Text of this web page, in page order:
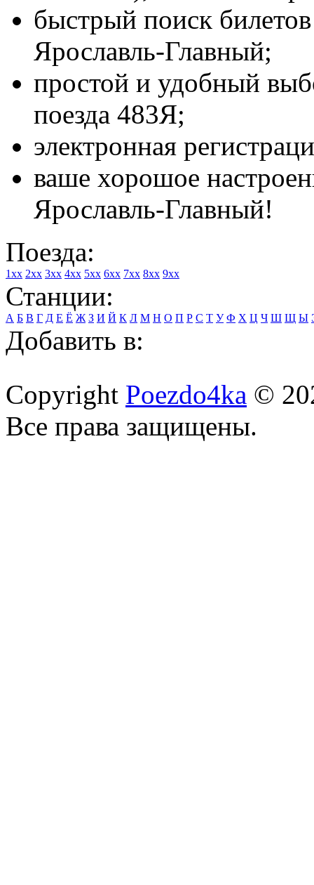
быстрый поиск
Ярославль-Главный;
простой и удобный
поезда 483Я;
электронная
ваше хорошое
Ярославль-Главный!
Поезда:
1xx 2xx 3xx 4xx 5xx 6xx 7xx 8xx 9xx
Станции:
А Б В Г Д Е Ё Ж З И Й К Л М Н О П Р С Т У Ф Х Ц Ч Ш Щ Ы
Добавить в:
Copyright Poezdo4ka ©
Все права защищены.